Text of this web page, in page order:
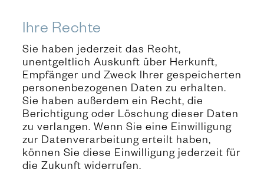
Ihre Rechte
Sie haben jederzeit das Recht,
unentgeltlich Auskunft über Herkunft,
Empfänger und Zweck Ihrer gespeicherten
personenbezogenen Daten zu erhalten.
Sie haben außerdem ein Recht, die
Berichtigung oder Löschung dieser Daten
zu verlangen. Wenn Sie eine Einwilligung
zur Datenverarbeitung erteilt haben,
können Sie diese Einwilligung jederzeit für
die Zukunft widerrufen.